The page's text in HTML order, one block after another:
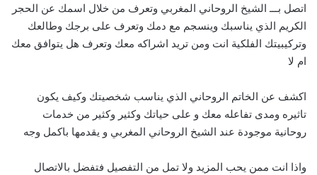
اتصل بـــ الشيخ الروحاني المغربي وتعرف من خلال اسمك عن الحجر
الكريم الذي يناسبك وينسجم مع دمك وتعرف على برجك وطالعك
وتركيبيتك الفلكية انت ومن تريد اشراكه معك وتعرف هل يتوافق معك
ام لا
اكشف عن الخاتم الروحاني الذي يناسب شخصيتك وكيف يكون
تاثيره ومدى تفاعله معك و على حياتك وكثير وكثير من خدمات
روحانية موجودة عند الشيخ الروحاني المغربي و يقدمها باكمل وجه
واذا انت ممن يحب المزيد ولا تمل من التفصيل فتفضل بالاتصال